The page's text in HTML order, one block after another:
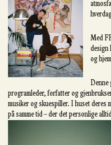
Med
design
og
Denne
programleder, forfatter og
musiker og skuespiller. I huset deres
på samme tid – der det personlige